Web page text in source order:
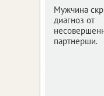
Мужчина
диагноз от
партнерши.